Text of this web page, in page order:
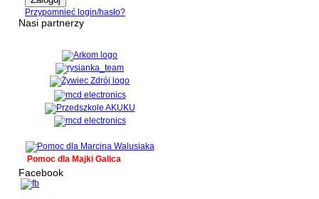
Przypomnieć login/hasło?
Nasi partnerzy
Pomoc dla Majki Galica
Facebook